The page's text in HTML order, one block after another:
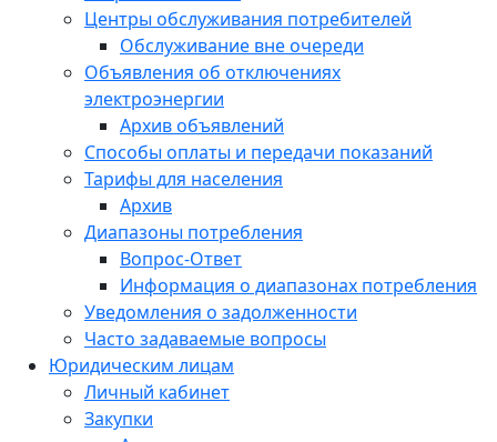
Центры обслуживания потребителей
Обслуживание вне очереди
Объявления об отключениях
электроэнергии
Архив объявлений
Способы оплаты и передачи показаний
Тарифы для населения
Архив
Диапазоны потребления
Вопрос-Ответ
Информация о диапазонах потребления
Уведомления о задолженности
Часто задаваемые вопросы
Юридическим лицам
Личный кабинет
Закупки